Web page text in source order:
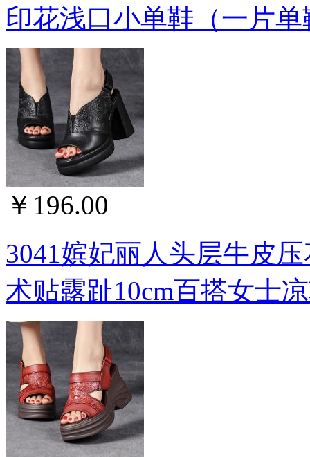
印花浅口小单鞋（一片单
￥196.00
3041嫔妃丽人头层牛皮
术贴露趾10cm百搭女士